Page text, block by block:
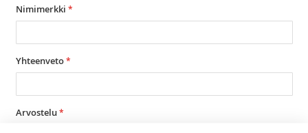
star
stars
stars
stars
stars
Nimimerkki
Yhteenveto
Arvostelu